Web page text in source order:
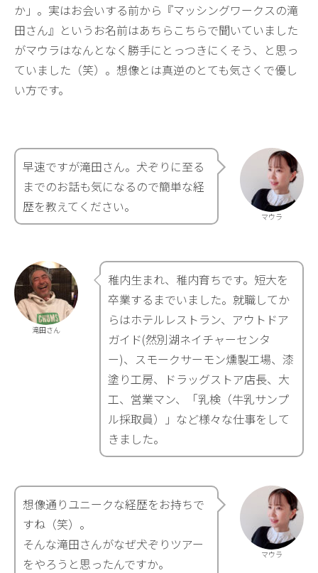
か」。実はお会いする前から『マッシングワークスの滝
田さん』というお名前はあちらこちらで聞いていました
がマウラはなんとなく勝手にとっつきにくそう、と思っ
ていました（笑）。想像とは真逆のとても気さくで優し
い方です。
マウラ
早速ですが滝田さん。犬ぞりに至る
までのお話も気になるので簡単な経
歴を教えてください。
滝田さん
稚内生まれ、稚内育ちです。短大を
卒業するまでいました。就職してか
らはホテルレストラン、アウトドア
ガイド(然別湖ネイチャーセンタ
ー)、スモークサーモン燻製工場、漆
塗り工房、ドラッグストア店長、大
工、営業マン、「乳検（牛乳サンプ
ル採取員）」など様々な仕事をして
きました。
マウラ
想像通りユニークな経歴をお持ちで
すね（笑）。
そんな滝田さんがなぜ犬ぞりツアー
をやろうと思ったんですか。